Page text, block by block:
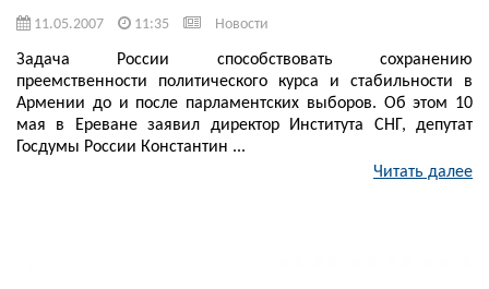
11.05.2007 11:35 Новости
Задача России способствовать сохранению
преемственности политического курса и стабильности в
Армении до и после парламентских выборов. Об этом 10
мая в Ереване заявил директор Института СНГ, депутат
Госдумы России Константин ...
Читать далее